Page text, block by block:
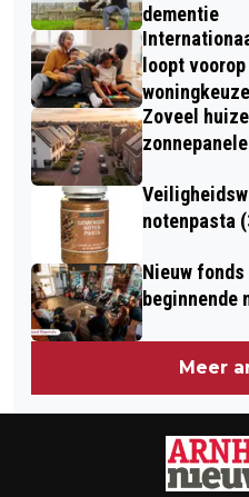
dementie
loopt
Zoveel
notenpasta
Nieuw
beginnende
Meer